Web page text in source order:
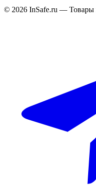
© 2026 InSafe.ru — Товары